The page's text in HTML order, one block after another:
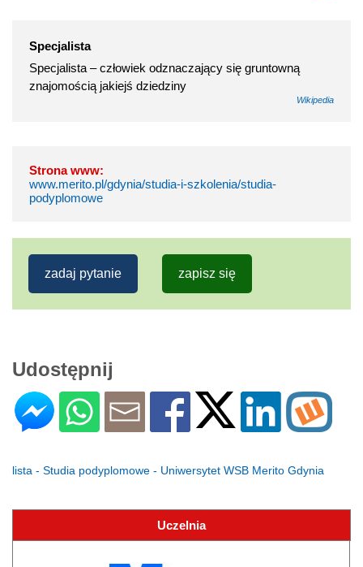
Specjalista
Specjalista – człowiek odznaczający się gruntowną
znajomością jakiejś dziedziny
Wikipedia
Strona www:
www.merito.pl/gdynia/studia-i-szkolenia/studia-
podyplomowe
zadaj pytanie zapisz się
Udostępnij
lista - Studia podyplomowe - Uniwersytet WSB Merito Gdynia
Uczelnia